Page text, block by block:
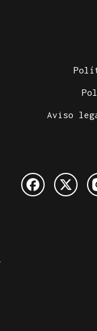
Aviso